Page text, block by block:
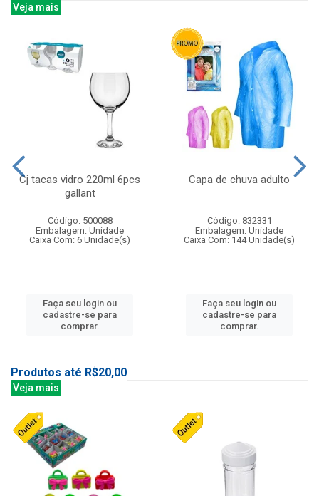
Veja mais
Cj tacas vidro 220ml 6pcs
gallant
Código: 500088
Embalagem: Unidade
Caixa Com: 6 Unidade(s)
Faça seu login ou
cadastre-se para
comprar.
Capa de chuva adulto
Código: 832331
Embalagem: Unidade
Caixa Com: 144 Unidade(s)
Faça seu login ou
cadastre-se para
comprar.
Produtos até R$20,00
Veja mais